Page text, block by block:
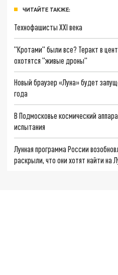
ЧИТАЙТЕ ТАКЖЕ:
Технофашисты XXI века
"Кротами" были все? Теракт в
охотятся "живые дроны"
Новый браузер «Луна» будет
года
В Подмосковье космический
испытания
Лунная программа России
раскрыли, что они хотят найти на